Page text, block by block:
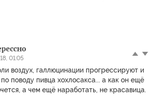
01:05
воздух, галлюцинации прогрессируют и
поводу пивца хохлосакса... а как он ещё
а чем ещё наработать, не красавица.